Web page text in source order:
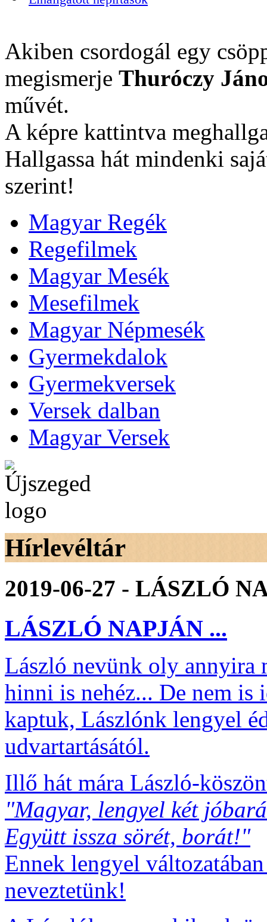
Akiben csordogál egy
megismerje Thuróczy
művét.
A képre kattintva
Hallgassa hát mindenki
szerint!
Magyar Regék
Regefilmek
Magyar Mesék
Mesefilmek
Magyar Népmesék
Gyermekdalok
Gyermekversek
Versek dalban
Magyar Versek
Hírlevéltár
2019-06-27 - LÁSZLÓ
LÁSZLÓ NAPJÁN ...
László nevünk oly annyira
hinni is nehéz... De nem is
kaptuk, Lászlónk lengyel
udvartartásától.
Illő hát mára László-
"Magyar, lengyel két
Együtt issza sörét, borát!"
Ennek lengyel
neveztetünk!